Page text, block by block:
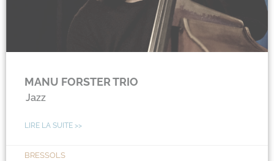
MANU FORSTER TRIO
Jazz
LIRE LA SUITE >>
BRESSOLS